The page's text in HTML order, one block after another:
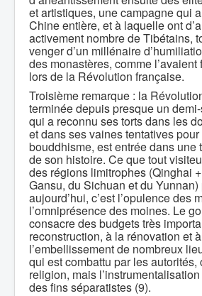
et artistiques, une campagne qui
Chine entière, et à laquelle ont
activement nombre de Tibétains,
venger d’un millénaire
des monastères, comme
lors de la Révolution française.
Troisième remarque : la
terminée depuis presque un
qui a reconnu ses torts dans les
et dans ses vaines tentatives
bouddhisme, est entrée dans une
de son histoire. Ce que tout
des régions limitrophes (Qinghai
Gansu, du Sichuan et du
aujourd’hui, c’est l’opulence des
l’omniprésence des moines. Le
consacre des budgets très
reconstruction, à la rénovation et à
l’embellissement de nombreux
qui est combattu par les autorités,
religion, mais
des fins séparatistes (9).